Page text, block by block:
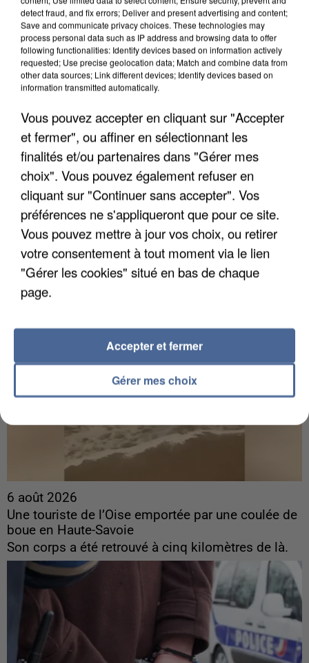
6 août 2026
Gabriel Attal et Raphaël Glucksmann visés par des
ingérences...
Sollicité, Sébastien Lecornu annonce un "travail
commun" avec les partis à la rentrée.
6 août 2026
Une touriste de l’Oise emportée par une coulée de
boue en Haute-Savoie
Son corps a été retrouvé à cinq kilomètres de là.
detect fraud, and fix errors; Deliver and present advertising and content;
Save and communicate privacy choices. These technologies may
process personal data such as IP address and browsing data to offer
following functionalities: Identify devices based on information actively
requested; Use precise geolocation data; Match and combine data from
other data sources; Link different devices; Identify devices based on
information transmitted automatically.
Vous pouvez accepter en cliquant sur "Accepter
et fermer", ou affiner en sélectionnant les
finalités et/ou partenaires dans "Gérer mes
choix". Vous pouvez également refuser en
cliquant sur "Continuer sans accepter". Vos
préférences ne s'appliqueront que pour ce site.
Vous pouvez mettre à jour vos choix, ou retirer
votre consentement à tout moment via le lien
"Gérer les cookies" situé en bas de chaque
page.
Gérer mes choix
Accepter et fermer